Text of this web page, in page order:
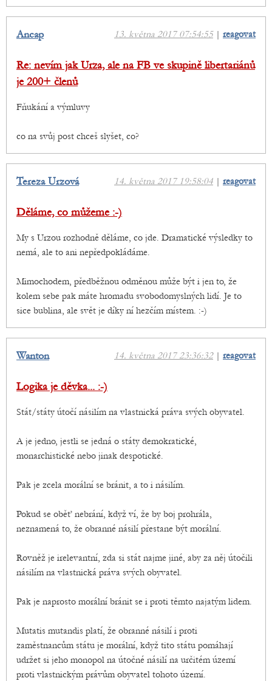
13. května 2017 07:54:55| reagovat
Ancap
Re: nevím jak Urza, ale na FB ve skupině libertariánů
je 200+ členů
Fňukání a výmluvy
co na svůj post chceš slyšet, co?
14. května 2017 19:58:04 | reagovat
Tereza Urzová
Děláme, co můžeme :-)
My s Urzou rozhodně děláme, co jde. Dramatické výsledky to
nemá, ale to ani nepředpokládáme.
Mimochodem, předběžnou odměnou může být i jen to, že
kolem sebe pak máte hromadu svobodomyslných lidí. Je to
sice bublina, ale svět je díky ní hezčím místem. :-)
14. května 2017 23:36:32| reagovat
Wanton
Logika je děvka... :-)
Stát/státy útočí násilím na vlastnická práva svých obyvatel.
A je jedno, jestli se jedná o státy demokratické,
monarchistické nebo jinak despotické.
Pak je zcela morální se bránit, a to i násilím.
Pokud se oběť nebrání, když ví, že by boj prohrála,
neznamená to, že obranné násilí přestane být morální.
Rovněž je irelevantní, zda si stát najme jiné, aby za něj útočili
násilím na vlastnická práva svých obyvatel.
Pak je naprosto morální bránit se i proti těmto najatým lidem.
Mutatis mutandis platí, že obranné násilí i proti
zaměstnancům státu je morální, když tito státu pomáhají
udržet si jeho monopol na útočné násilí na určitém území
proti vlastnickým právům obyvatel tohoto území.